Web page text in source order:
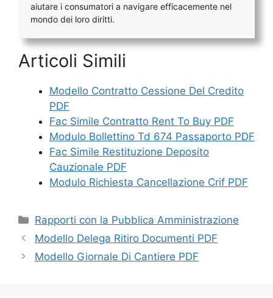
aiutare i consumatori a navigare efficacemente nel
mondo dei loro diritti.
Articoli Simili
Modello Contratto Cessione Del Credito
PDF
Fac Simile Contratto Rent To Buy PDF
Modulo Bollettino Td 674 Passaporto PDF
Fac Simile Restituzione Deposito
Cauzionale PDF
Modulo Richiesta Cancellazione Crif PDF
Categorie
Rapporti con la Pubblica Amministrazione
Modello Delega Ritiro Documenti PDF
Modello Giornale Di Cantiere PDF